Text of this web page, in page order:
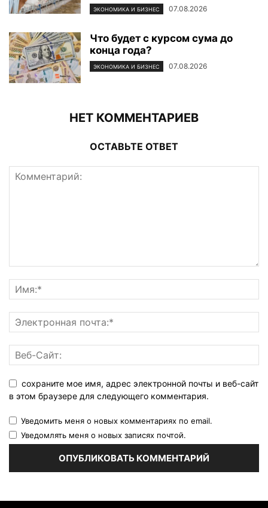
ЭКОНОМИКА И БИЗНЕС 07.08.2026
Что будет с курсом сума до
конца года?
ЭКОНОМИКА И БИЗНЕС 07.08.2026
НЕТ КОММЕНТАРИЕВ
ОСТАВЬТЕ ОТВЕТ
сохраните мое имя, адрес электронной почты и веб-сайт
в этом браузере для следующего комментария.
Уведомить меня о новых комментариях по email.
Уведомлять меня о новых записях почтой.